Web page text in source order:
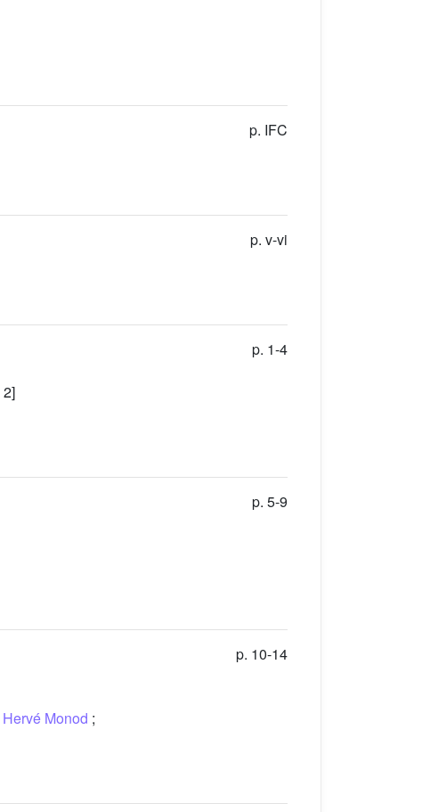
p. IFC
p. v-vi
p. 1-4
p. 5-9
Hervé Monod ;
p. 10-14